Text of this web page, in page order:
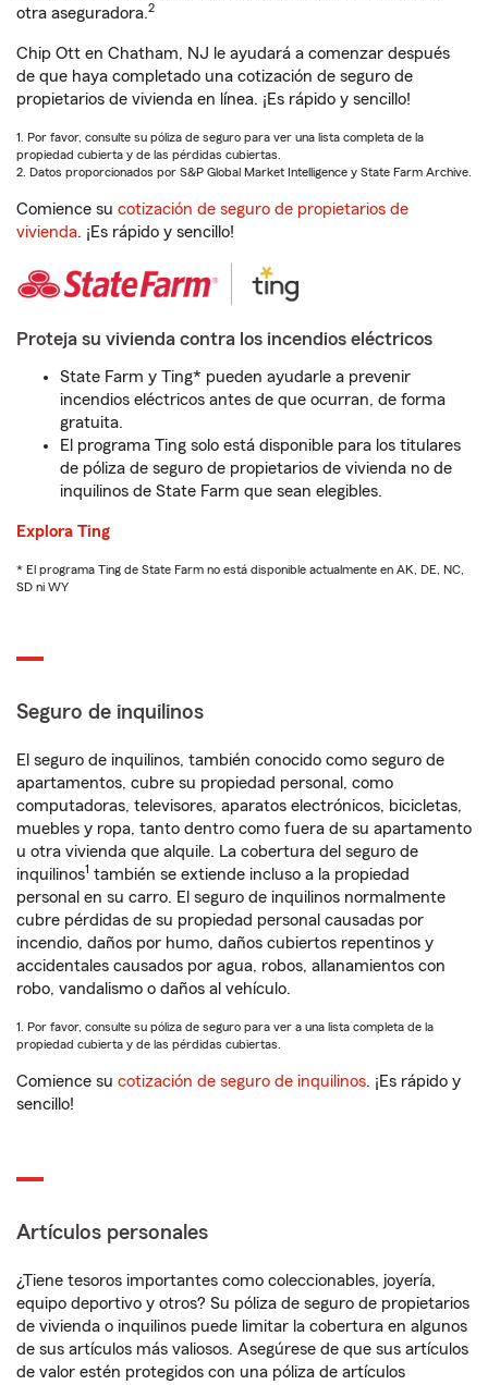
otra aseguradora.2
Chip Ott en Chatham, NJ le ayudará a comenzar después
de que haya completado una cotización de seguro de
propietarios de vivienda en línea. ¡Es rápido y sencillo!
1. Por favor, consulte su póliza de seguro para ver una lista completa de la
propiedad cubierta y de las pérdidas cubiertas.
2. Datos proporcionados por S&P Global Market Intelligence y State Farm Archive.
Comience su cotización de seguro de propietarios de
vivienda. ¡Es rápido y sencillo!
Proteja su vivienda contra los incendios eléctricos
State Farm y Ting* pueden ayudarle a prevenir
incendios eléctricos antes de que ocurran, de forma
gratuita.
El programa Ting solo está disponible para los titulares
de póliza de seguro de propietarios de vivienda no de
inquilinos de State Farm que sean elegibles.
Explora Ting
* El programa Ting de State Farm no está disponible actualmente en AK, DE, NC,
SD ni WY
Seguro de inquilinos
El seguro de inquilinos, también conocido como seguro de
apartamentos, cubre su propiedad personal, como
computadoras, televisores, aparatos electrónicos, bicicletas,
muebles y ropa, tanto dentro como fuera de su apartamento
u otra vivienda que alquile. La cobertura del seguro de
inquilinos1 también se extiende incluso a la propiedad
personal en su carro. El seguro de inquilinos normalmente
cubre pérdidas de su propiedad personal causadas por
incendio, daños por humo, daños cubiertos repentinos y
accidentales causados por agua, robos, allanamientos con
robo, vandalismo o daños al vehículo.
1. Por favor, consulte su póliza de seguro para ver a una lista completa de la
propiedad cubierta y de las pérdidas cubiertas.
Comience su cotización de seguro de inquilinos. ¡Es rápido y
sencillo!
Artículos personales
¿Tiene tesoros importantes como coleccionables, joyería,
equipo deportivo y otros? Su póliza de seguro de propietarios
de vivienda o inquilinos puede limitar la cobertura en algunos
de sus artículos más valiosos. Asegúrese de que sus artículos
de valor estén protegidos con una póliza de artículos